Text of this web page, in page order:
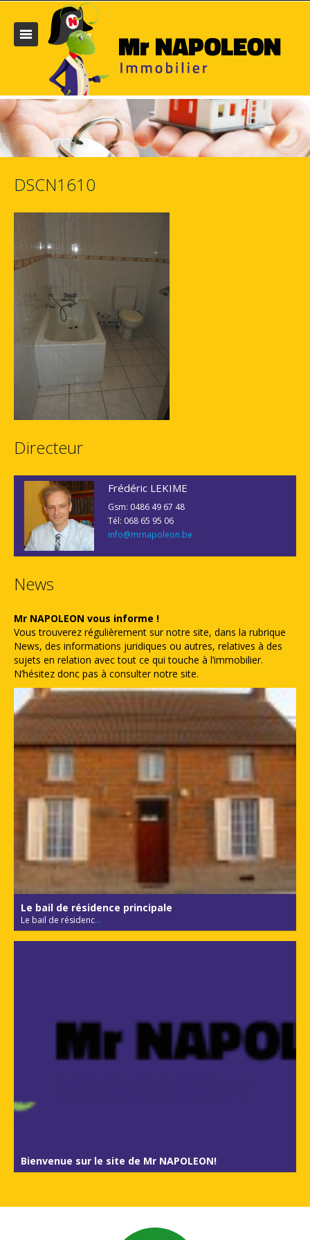
DSCN1610
Directeur
Frédéric LEKIME
Gsm: 0486 49 67 48
Tél: 068 65 95 06
info@mrnapoleon.be
News
Mr NAPOLEON vous informe !
Vous trouverez régulièrement sur notre site, dans la rubrique
News, des informations juridiques ou autres, relatives à des
sujets en relation avec tout ce qui touche à l’immobilier.
N’hésitez donc pas à consulter notre site.
Le bail de résidence principale
Le bail de résidenc...
Bienvenue sur le site de Mr NAPOLEON!